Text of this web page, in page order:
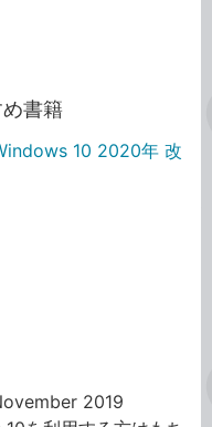
書籍
10 2020年 改
2019